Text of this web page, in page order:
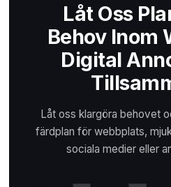
Låt Oss
Behov Inom
Digital
Låt oss klargöra behovet
färdplan för webbplats,
sociala medier eller